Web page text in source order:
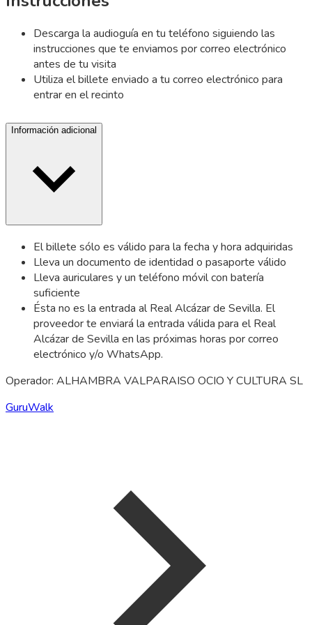
Descarga la audioguía en tu teléfono siguiendo las
instrucciones que te enviamos por correo electrónico
antes de tu visita
Utiliza el billete enviado a tu correo electrónico para
entrar en el recinto
Información adicional
El billete sólo es válido para la fecha y hora adquiridas
Lleva un documento de identidad o pasaporte válido
Lleva auriculares y un teléfono móvil con batería
suficiente
Ésta no es la entrada al Real Alcázar de Sevilla. El
proveedor te enviará la entrada válida para el Real
Alcázar de Sevilla en las próximas horas por correo
electrónico y/o WhatsApp.
Operador: ALHAMBRA VALPARAISO OCIO Y CULTURA SL
GuruWalk